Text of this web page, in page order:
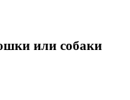
или собаки